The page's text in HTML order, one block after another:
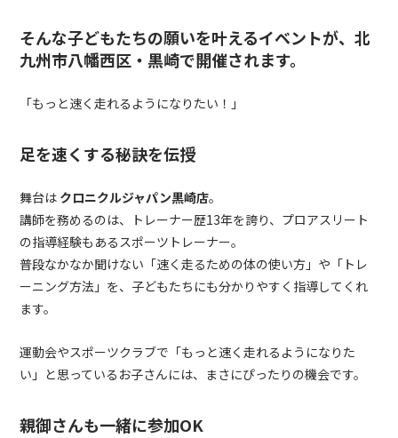
そんな子どもたちの願いを叶えるイベントが、北
九州市八幡西区・黒崎で開催されます。
「もっと速く走れるようになりたい！」
足を速くする秘訣を伝授
舞台は クロニクルジャパン黒崎店。
講師を務めるのは、トレーナー歴13年を誇り、プロアスリート
の指導経験もあるスポーツトレーナー。
普段なかなか聞けない「速く走るための体の使い方」や「トレ
ーニング方法」を、子どもたちにも分かりやすく指導してくれ
ます。
運動会やスポーツクラブで「もっと速く走れるようになりた
い」と思っているお子さんには、まさにぴったりの機会です。
親御さんも一緒に参加OK